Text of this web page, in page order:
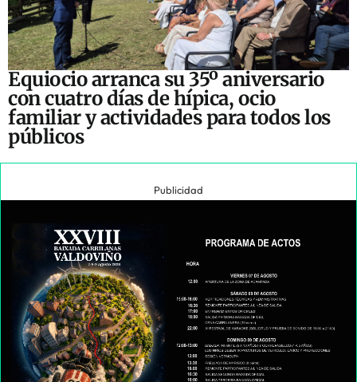
Equiocio arranca su 35º aniversario
con cuatro días de hípica, ocio
familiar y actividades para todos los
públicos
Publicidad